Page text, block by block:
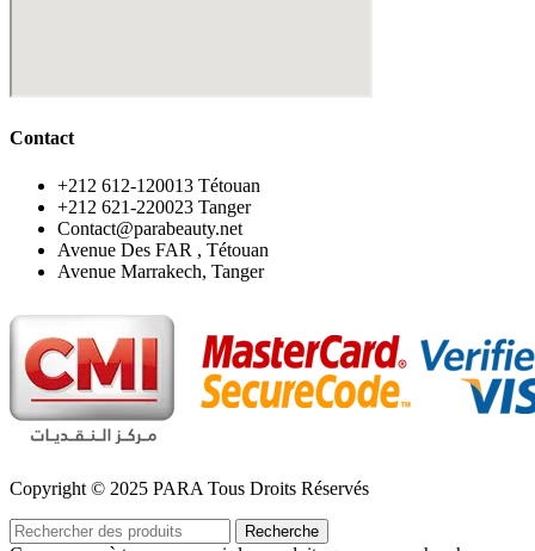
Contact
‪+212 612-120013 Tétouan
‪+212 621-220023 Tanger
Contact@parabeauty.net
Avenue Des FAR , Tétouan
Avenue Marrakech, Tanger
Copyright © 2025 PARA Tous Droits Réservés
Recherche